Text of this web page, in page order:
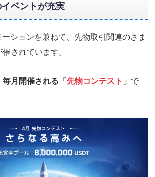
ベントが充実
ションを兼ねて、先物取引関連のさま
されています。
毎月開催される「 先物コンテスト 」 で